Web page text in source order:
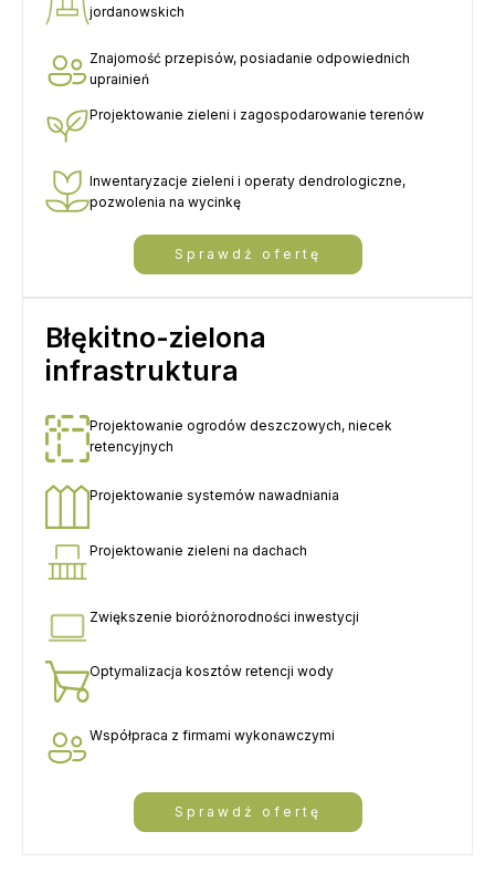
jordanowskich
Znajomość przepisów, posiadanie odpowiednich
uprainień
Projektowanie zieleni i zagospodarowanie terenów
Inwentaryzacje zieleni i operaty dendrologiczne,
pozwolenia na wycinkę
Sprawdź ofertę
Błękitno-zielona
infrastruktura
Projektowanie ogrodów deszczowych, niecek
retencyjnych
Projektowanie systemów nawadniania
Projektowanie zieleni na dachach
Zwiększenie bioróżnorodności inwestycji
Optymalizacja kosztów retencji wody
Współpraca z firmami wykonawczymi
Sprawdź ofertę